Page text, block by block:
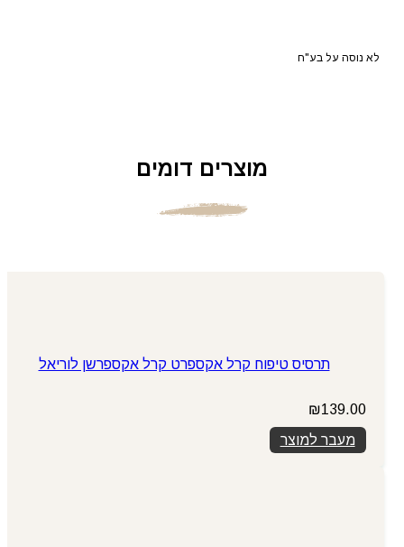
לא נוסה על בע"ח
מוצרים דומים
תרסיס טיפוח קרל אקספרט קרל אקספרשן לוריאל
₪139.00
מעבר למוצר